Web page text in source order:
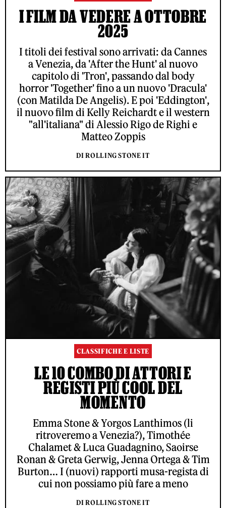
I FILM DA VEDERE A OTTOBRE
2025
I titoli dei festival sono arrivati: da Cannes
a Venezia, da 'After the Hunt' al nuovo
capitolo di 'Tron', passando dal body
horror 'Together' fino a un nuovo 'Dracula'
(con Matilda De Angelis). E poi 'Eddington',
il nuovo film di Kelly Reichardt e il western
"all'italiana" di Alessio Rigo de Righi e
Matteo Zoppis
DI ROLLING STONE IT
CLASSIFICHE E LISTE
LE 10 COMBO DI ATTORI E
REGISTI PIÙ COOL DEL
MOMENTO
Emma Stone & Yorgos Lanthimos (li
ritroveremo a Venezia?), Timothée
Chalamet & Luca Guadagnino, Saoirse
Ronan & Greta Gerwig, Jenna Ortega & Tim
Burton… I (nuovi) rapporti musa-regista di
cui non possiamo più fare a meno
DI ROLLING STONE IT